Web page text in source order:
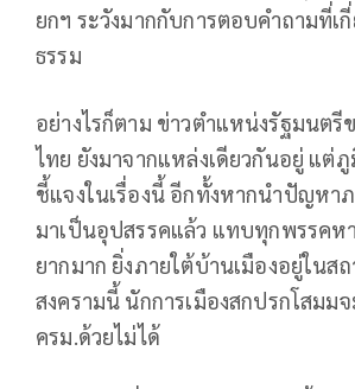
ยกฯ ระวังมากกับการตอบคำถามที่เ
ธรรม
อย่างไรก็ตาม ข่าวตำแหน่งรัฐมนตรี
ไทย ยังมาจากแหล่งเดียวกันอยู่ แต่ภู
ชี้แจงในเรื่องนี้ อีกทั้งหากนำปัญหา
มาเป็นอุปสรรคแล้ว แทบทุกพรรคห
ยากมาก ยิ่งภายใต้บ้านเมืองอยู่ในส
สงครามนี้ นักการเมืองสกปรกโสมม
ครม.ด้วยไม่ได้